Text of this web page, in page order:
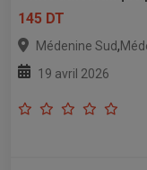
145 DT
Médenine Sud,
19 avril 2026